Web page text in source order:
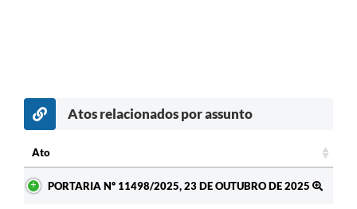
Atos relacionados por assunto
Ato
PORTARIA Nº 11498/2025, 23 DE OUTUBRO DE 2025